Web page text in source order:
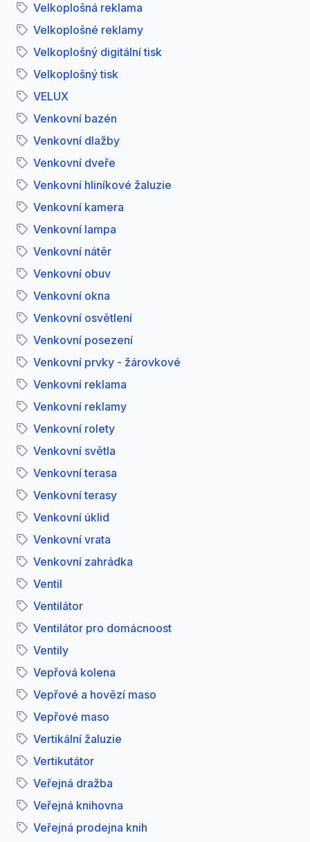
Velkoplošná reklama
Velkoplošné reklamy
Velkoplošný digitální tisk
Velkoplošný tisk
VELUX
Venkovní bazén
Venkovní dlažby
Venkovní dveře
Venkovní hliníkové žaluzie
Venkovní kamera
Venkovní lampa
Venkovní nátěr
Venkovní obuv
Venkovní okna
Venkovní osvětlení
Venkovní posezení
Venkovní prvky - žárovkové
Venkovní reklama
Venkovní reklamy
Venkovní rolety
Venkovní světla
Venkovní terasa
Venkovní terasy
Venkovní úklid
Venkovní vrata
Venkovní zahrádka
Ventil
Ventilátor
Ventilátor pro domácnoost
Ventily
Vepřová kolena
Vepřové a hovězí maso
Vepřové maso
Vertikální žaluzie
Vertikutátor
Veřejná dražba
Veřejná knihovna
Veřejná prodejna knih